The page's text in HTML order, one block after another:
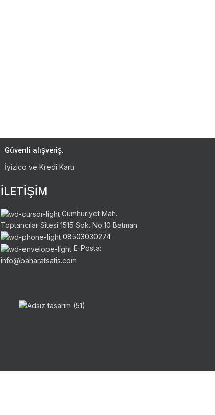
Güvenli alışveriş.
İyizico ve Kredi Kartı
İLETİŞİM
Cumhuriyet Mah.
Toptancılar Sitesi 1515 Sok. No:10 Batman
08503030274
E-Posta:
info@baharatsatis.com